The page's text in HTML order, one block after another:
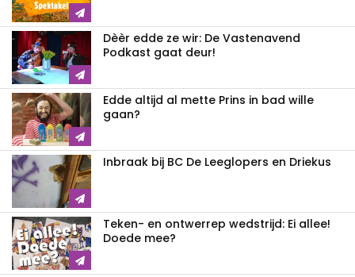
Dèèr edde ze wir: De Vastenavend
Podkast gaat deur!
Edde altijd al mette Prins in bad wille
gaan?
Inbraak bij BC De Leeglopers en Driekus
Teken- en ontwerrep wedstrijd: Ei allee!
Doede mee?